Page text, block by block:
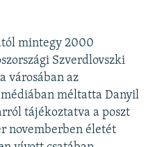
mintegy 2000
Szverdlovszki
városában az
méltatta Danyil
tájékoztatva a poszt
novemberben életét